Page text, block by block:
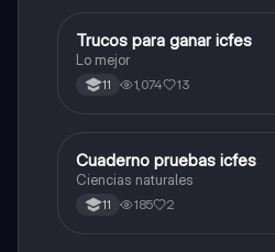
Química
Trucos para ganar icfes
Lo mejor
11 1,074 13
Biologia
Cuaderno pruebas icfes
Ciencias naturales
11 185 2